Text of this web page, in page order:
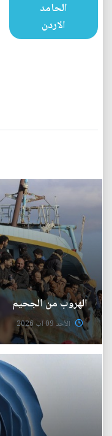
الحامد
الاردن
الهروب من الجحيم
الأحد 09 آب 2026